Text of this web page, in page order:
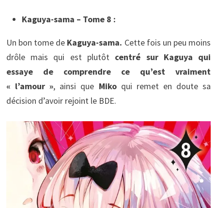
Kaguya-sama – Tome 8 :
Un bon tome de Kaguya-sama. Cette fois un peu moins
drôle mais qui est plutôt centré sur Kaguya qui
essaye de comprendre ce qu’est vraiment
« l’amour », ainsi que Miko qui remet en doute sa
décision d’avoir rejoint le BDE.